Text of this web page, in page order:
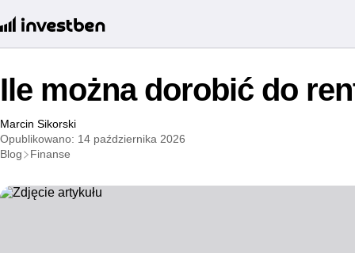
Ile można dorobić do
Marcin Sikorski
Opublikowano: 14 października 2026
Blog
Finanse